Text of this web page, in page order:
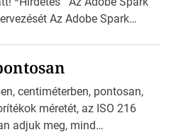
Az Adobe Spark
fogaskerekek, miközben
Hogyan készítsünk címkét?
Válassza ki a kívánt címke
centiméterben, pontosan,
méretét, az ISO 216
adjuk meg, mind